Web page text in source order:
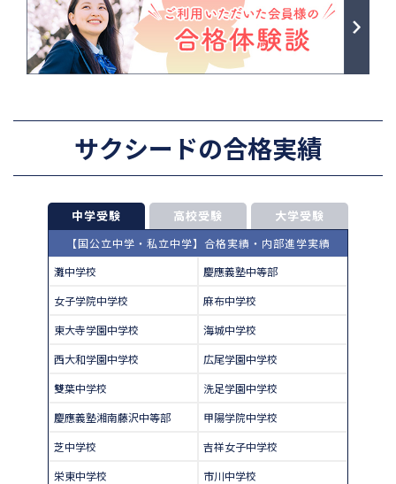
サクシードの合格実績
中学受験 高校受験 大学受験
【国公立中学・私立中学】合格実績・内部進学実績
灘中学校
慶應義塾中等部
女子学院中学校
麻布中学校
東大寺学園中学校
海城中学校
西大和学園中学校
広尾学園中学校
雙葉中学校
洗足学園中学校
慶應義塾湘南藤沢中等部
甲陽学院中学校
芝中学校
吉祥女子中学校
栄東中学校
市川中学校